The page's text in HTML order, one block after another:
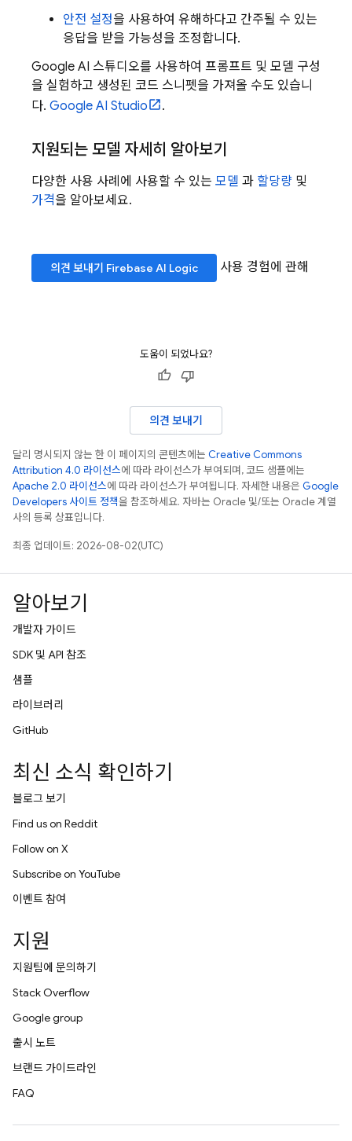
안전 설정을 사용하여 유해하다고 간주될 수 있는
응답을 받을 가능성을 조정합니다.
Google AI 스튜디오를 사용하여 프롬프트 및 모델 구성
을 실험하고 생성된 코드 스니펫을 가져올 수도 있습니
다. Google AI Studio .
지원되는 모델 자세히 알아보기
다양한 사용 사례에 사용할 수 있는 모델 과 할당량 및
가격을 알아보세요.
의견 보내기 Firebase AI Logic 사용 경험에 관해
도움이 되었나요?
의견 보내기
달리 명시되지 않는 한 이 페이지의 콘텐츠에는 Creative Commons
Attribution 4.0 라이선스에 따라 라이선스가 부여되며, 코드 샘플에는
Apache 2.0 라이선스에 따라 라이선스가 부여됩니다. 자세한 내용은 Google
Developers 사이트 정책을 참조하세요. 자바는 Oracle 및/또는 Oracle 계열
사의 등록 상표입니다.
최종 업데이트: 2026-08-02(UTC)
알아보기
개발자 가이드
SDK 및 API 참조
샘플
라이브러리
GitHub
최신 소식 확인하기
블로그 보기
Find us on Reddit
Follow on X
Subscribe on YouTube
이벤트 참여
지원
지원팀에 문의하기
Stack Overflow
Google group
출시 노트
브랜드 가이드라인
FAQ